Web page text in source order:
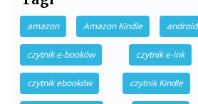
amazon Amazon Kindle android
czytnik e-booków czytnik e-ink
czytnik ebooków czytnik Kindle